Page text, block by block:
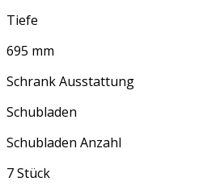
Tiefe
695 mm
Schrank Ausstattung
Schubladen
Schubladen Anzahl
7 Stück